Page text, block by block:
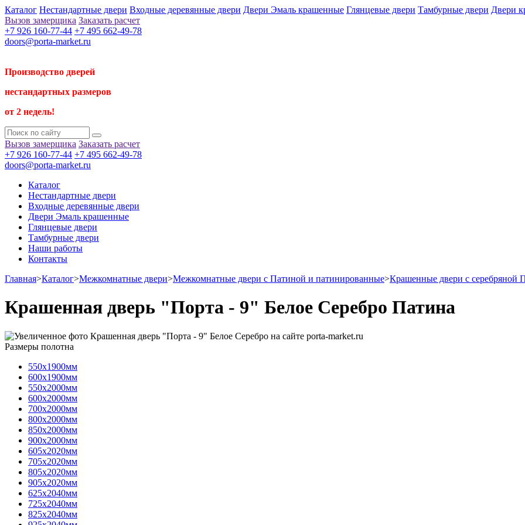
Каталог Нестандартные двери Входные деревянные двери Двери Эмаль крашенные Глянцевые двери Тамбурные двери Двери
Вызов замерщика Заказать расчет
+7 926 160-77-44 +7 495 662-49-78
doors@porta-market.ru
Производство дверей
нестандартных размеров
от 2 недель!
Вызов замерщика Заказать расчет
+7 926 160-77-44 +7 495 662-49-78
doors@porta-market.ru
Каталог
Нестандартные двери
Входные деревянные двери
Двери Эмаль крашенные
Глянцевые двери
Тамбурные двери
Наши работы
Контакты
Главная>Каталог>Межкомнатные двери>Межкомнатные двери с Патиной и патинированные>Крашенные двери с серебряной
Крашенная дверь "Порта - 9" Белое Серебро Патина
Размеры полотна
550х1900мм
600х1900мм
550х2000мм
600х2000мм
700х2000мм
800х2000мм
850х2000мм
900х2000мм
605х2020мм
705х2020мм
805х2020мм
905х2020мм
625х2040мм
725х2040мм
825х2040мм